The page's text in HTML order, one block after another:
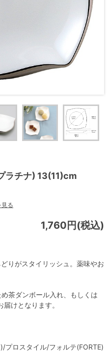
ラチナ) 13(11)cm
る
1,760円(税込)
プロスタイル/フォルテ(FORTE)
りがスタイリッシュ。薬味やお
茶ダンボール入れ、もしくは
けとなります。